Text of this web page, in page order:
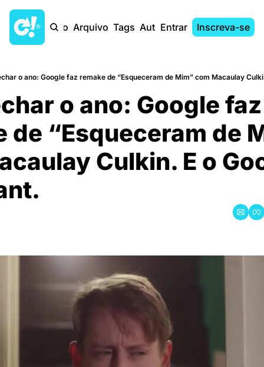
Início Arquivo Tags AutoresEntrar Inscreva-se
o ano: Google faz remake de “Esqueceram de Mim” com Macaulay
o ano: Google faz
de “Esqueceram de
Culkin. E o